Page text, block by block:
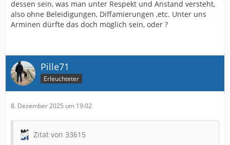
dessen sein, was man unter Respekt und Anstand versteht,
also ohne Beleidigungen, Diffamierungen ,etc. Unter uns
Arminen dürfte das doch möglich sein, oder ?
Pille71
Erleuchteter
8. Dezember 2025 um 19:02
Zitat von 33615